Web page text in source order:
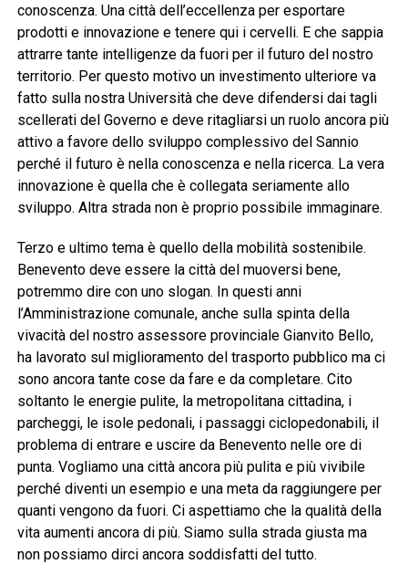
conoscenza. Una città dell’eccellenza per esportare
prodotti e innovazione e tenere qui i cervelli. E che sappia
attrarre tante intelligenze da fuori per il futuro del nostro
territorio. Per questo motivo un investimento ulteriore va
fatto sulla nostra Università che deve difendersi dai tagli
scellerati del Governo e deve ritagliarsi un ruolo ancora più
attivo a favore dello sviluppo complessivo del Sannio
perché il futuro è nella conoscenza e nella ricerca. La vera
innovazione è quella che è collegata seriamente allo
sviluppo. Altra strada non è proprio possibile immaginare.
Terzo e ultimo tema è quello della mobilità sostenibile.
Benevento deve essere la città del muoversi bene,
potremmo dire con uno slogan. In questi anni
l’Amministrazione comunale, anche sulla spinta della
vivacità del nostro assessore provinciale Gianvito Bello,
ha lavorato sul miglioramento del trasporto pubblico ma ci
sono ancora tante cose da fare e da completare. Cito
soltanto le energie pulite, la metropolitana cittadina, i
parcheggi, le isole pedonali, i passaggi ciclopedonabili, il
problema di entrare e uscire da Benevento nelle ore di
punta. Vogliamo una città ancora più pulita e più vivibile
perché diventi un esempio e una meta da raggiungere per
quanti vengono da fuori. Ci aspettiamo che la qualità della
vita aumenti ancora di più. Siamo sulla strada giusta ma
non possiamo dirci ancora soddisfatti del tutto.